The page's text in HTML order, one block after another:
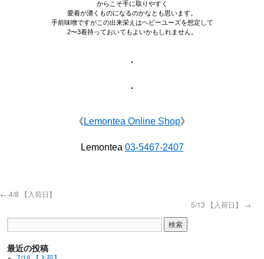
からこそ手に取りやすく
愛着が湧くものになるのかなとも思います。
手前味噌ですがこの出来栄えはヘビーユーズを想定して
2〜3着持っておいてもよいかもしれません。
・
・
《 Lemontea Online Shop》
Lemontea 03-5467-2407
← 4/8 【入荷日】
5/13 【入荷日】 →
最近の投稿